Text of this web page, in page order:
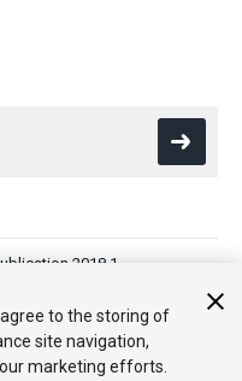
2018.1
보 판매 금지
agree to the storing of
site navigation,
marketing efforts.